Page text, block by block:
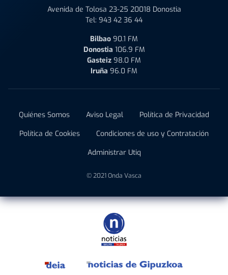
Avenida de Tolosa 23-25 20018 Donostia
Tel: 943 42 36 44
Bilbao 90.1 FM
Donostia 106.9 FM
Gasteiz 98.0 FM
Iruña 96.0 FM
Quiénes Somos Aviso Legal
Política de Privacidad
Política de Cookies
Condiciones de uso y Contratación
Administrar Utiq
© 2021 Onda Vasca